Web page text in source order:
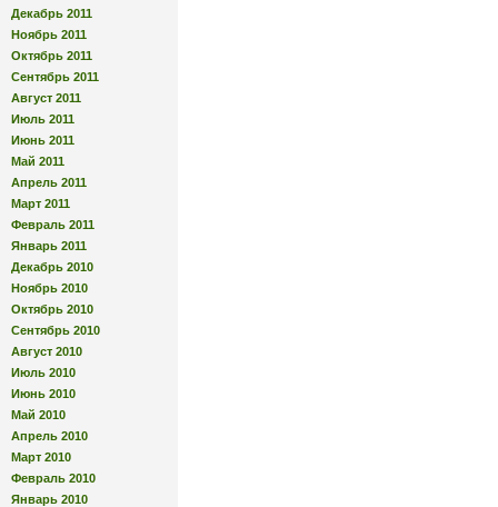
Декабрь 2011
Ноябрь 2011
Октябрь 2011
Сентябрь 2011
Август 2011
Июль 2011
Июнь 2011
Май 2011
Апрель 2011
Март 2011
Февраль 2011
Январь 2011
Декабрь 2010
Ноябрь 2010
Октябрь 2010
Сентябрь 2010
Август 2010
Июль 2010
Июнь 2010
Май 2010
Апрель 2010
Март 2010
Февраль 2010
Январь 2010